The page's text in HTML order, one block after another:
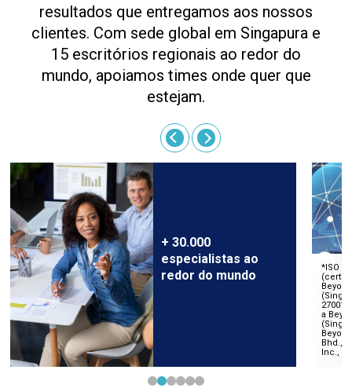
resultados que entregamos aos nossos
clientes. Com sede global em Singapura e
15 escritórios regionais ao redor do
mundo, apoiamos times onde quer que
estejam.
+ 30.000
especialistas ao
redor do mundo